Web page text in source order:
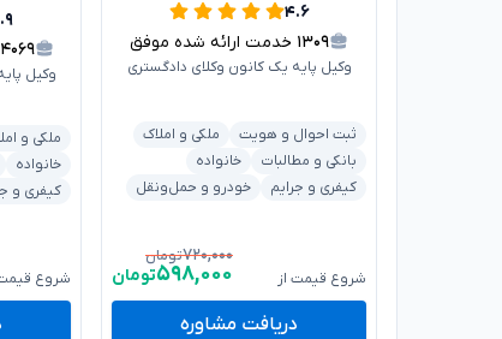
۴.۶
۱۳۰۹ خدمت ارائه شده موفق
وکیل پایه یک کانون وکلای دادگستری
ثبت احوال و هویت
ملکی و املاک
بانکی و مطالبات
خانواده
کیفری و جرایم
خودرو و حمل‌ونقل
شروع قیمت از
۷۲۰,۰۰۰تومان
۵۹۸,۰۰۰تومان
دریافت مشاوره
۴۰۶۹
وکیل
ملکی و
خانواده
کیفری و
شروع قیمت